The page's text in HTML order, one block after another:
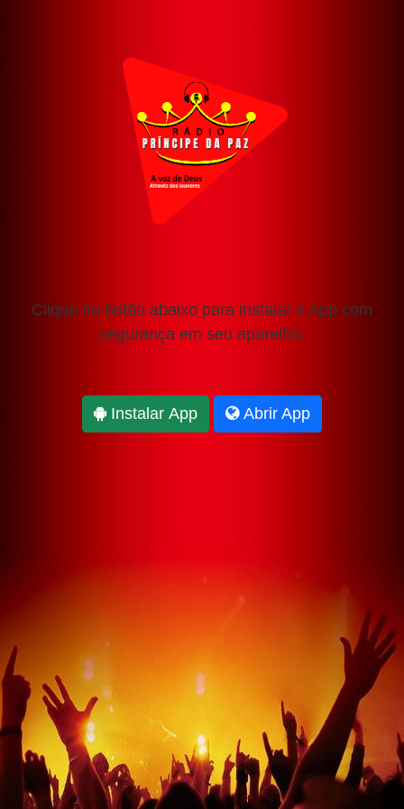
Clique no botão abaixo para instalar o App com
segurança em seu aparelho.
Instalar App Abrir App